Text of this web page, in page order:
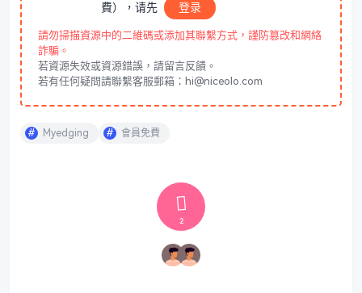
費），请先
登录
請勿掃描資源中的二維碼或添加其聯繫方式，謹防篡改和網絡
詐騙。
若資源失效或資源錯誤，請留言反饋。
若有任何疑問請聯繫客服郵箱：hi@niceolo.com
Myedging 會員免費
2